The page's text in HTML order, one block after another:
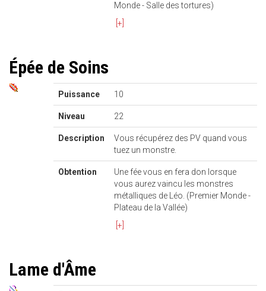
Monde - Salle des tortures)
[+]
Épée de Soins
Puissance 10
Niveau 22
Description
Vous récupérez des PV quand vous
tuez un monstre.
Obtention
Une fée vous en fera don lorsque
vous aurez vaincu les monstres
métalliques de Léo. (Premier Monde -
Plateau de la Vallée)
[+]
Lame d'Âme